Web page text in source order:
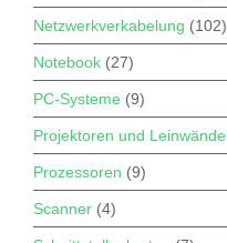
Netzwerkverkabelung (102)
Notebook (27)
PC-Systeme (9)
Projektoren und Leinwände
Prozessoren (9)
Scanner (4)